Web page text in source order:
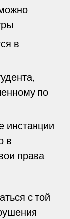
в
по
инстанции
в
права
с той